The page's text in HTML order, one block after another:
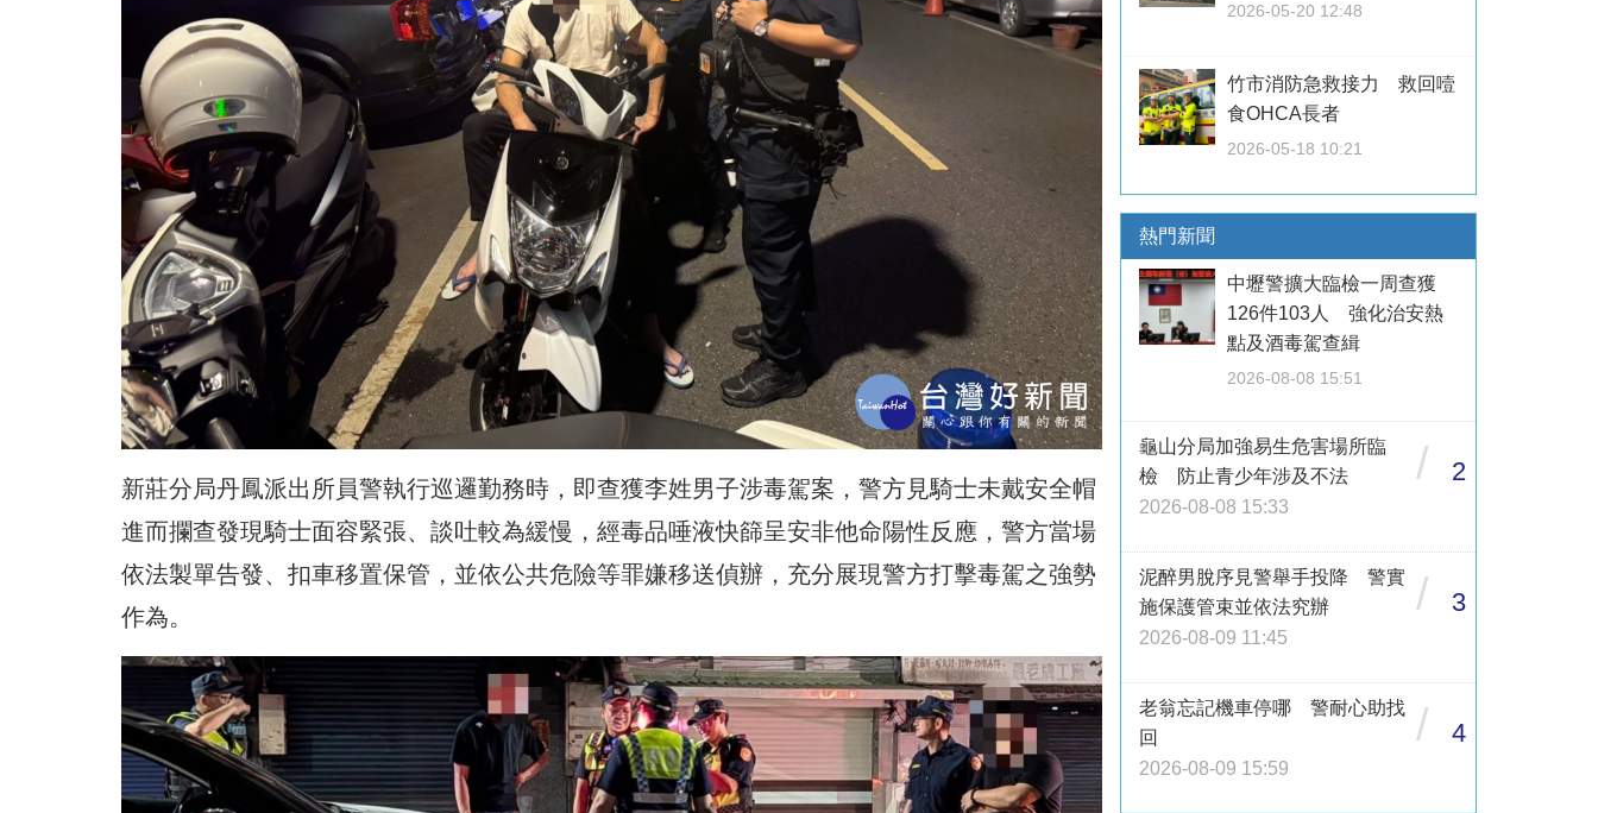
新莊分局丹鳳派出所員警執行巡邏勤務時，即查獲李姓男子涉毒駕案，警方見騎士未戴安全帽
進而攔查發現騎士面容緊張、談吐較為緩慢，經毒品唾液快篩呈安非他命陽性反應，警方當場
依法製單告發、扣車移置保管，並依公共危險等罪嫌移送偵辦，充分展現警方打擊毒駕之強勢
作為。
2026-05-20 12:48
竹市消防急救接力 救回噎
食OHCA長者
2026-05-18 10:21
熱門新聞
中壢警擴大臨檢一周查獲
126件103人 強化治安熱
點及酒毒駕查緝
2026-08-08 15:51
龜山分局加強易生危害場所臨
檢 防止青少年涉及不法
2026-08-08 15:33
/ 2
泥醉男脫序見警舉手投降 警實
施保護管束並依法究辦
2026-08-09 11:45
/ 3
老翁忘記機車停哪 警耐心助找
回
2026-08-09 15:59
/ 4